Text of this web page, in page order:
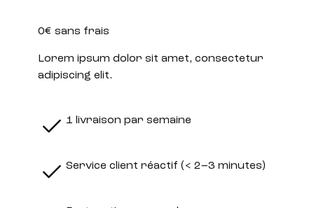
0€ sans frais
Lorem ipsum dolor sit amet, consectetur
adipiscing elit.
1 livraison par semaine
Service client réactif (< 2–3 minutes)